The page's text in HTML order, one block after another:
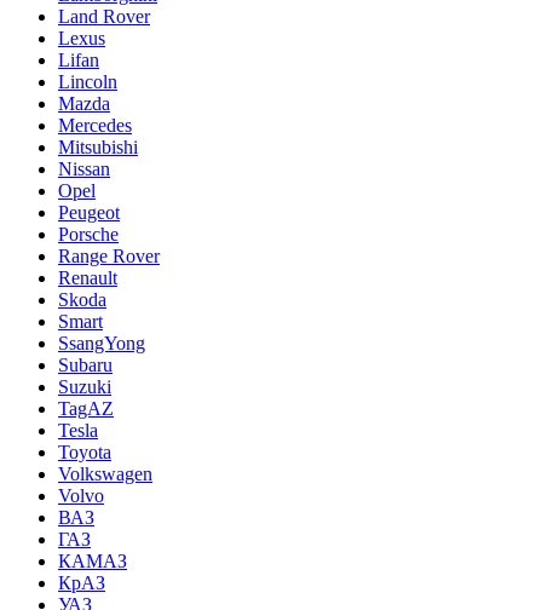
Land Rover
Lexus
Lifan
Lincoln
Mazda
Mercedes
Mitsubishi
Nissan
Opel
Peugeot
Porsche
Range Rover
Renault
Skoda
Smart
SsangYong
Subaru
Suzuki
TagAZ
Tesla
Toyota
Volkswagen
Volvo
ВАЗ
ГАЗ
КАМАЗ
КрАЗ
УАЗ